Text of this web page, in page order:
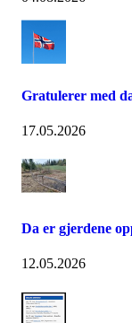
Gratulerer med
17.05.2026
Da er gjerdene
12.05.2026